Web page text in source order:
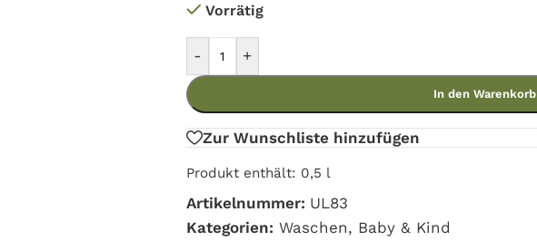
Vorrätig
- +
In den Warenkorb
Zur Wunschliste hinzufügen
Produkt enthält: 0,5 l
Artikelnummer: UL83
Kategorien: Waschen, Baby & Kind